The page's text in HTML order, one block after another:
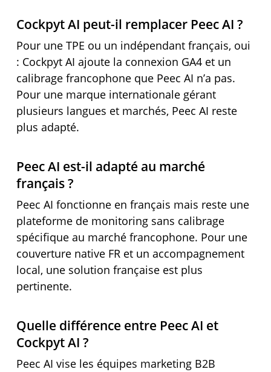
Cockpyt AI peut-il remplacer Peec AI ?
Pour une TPE ou un indépendant français, oui
: Cockpyt AI ajoute la connexion GA4 et un
calibrage francophone que Peec AI n’a pas.
Pour une marque internationale gérant
plusieurs langues et marchés, Peec AI reste
plus adapté.
Peec AI est-il adapté au marché
français ?
Peec AI fonctionne en français mais reste une
plateforme de monitoring sans calibrage
spécifique au marché francophone. Pour une
couverture native FR et un accompagnement
local, une solution française est plus
pertinente.
Quelle différence entre Peec AI et
Cockpyt AI ?
Peec AI vise les équipes marketing B2B